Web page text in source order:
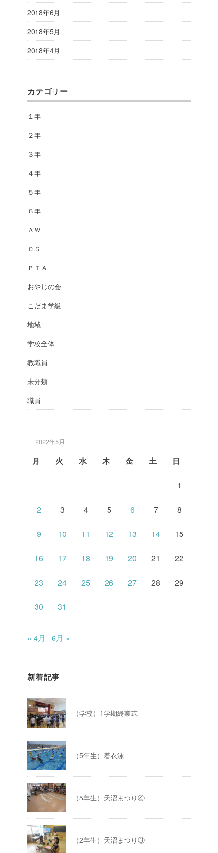
2018年6月
2018年5月
2018年4月
カテゴリー
１年
２年
３年
４年
５年
６年
ＡＷ
ＣＳ
ＰＴＡ
おやじの会
こだま学級
地域
学校全体
教職員
未分類
職員
2022年5月
月 火 水 木 金 土 日
1
2 3 4 5 6 7 8
9 10 11 12 13 14 15
16 17 18 19 20 21 22
23 24 25 26 27 28 29
30 31
« 4月 6月 »
新着記事
（学校）1学期終業式
（5年生）着衣泳
（5年生）天沼まつり④
（2年生）天沼まつり③